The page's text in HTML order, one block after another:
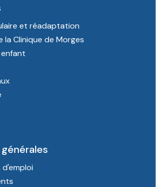
et réadaptation
la Clinique de Morges
enfant